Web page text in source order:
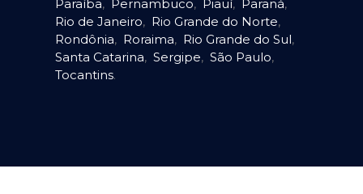
Paraíba, Pernambuco, Piauí, Paraná,
Rio de Janeiro, Rio Grande do Norte,
Rondônia, Roraima, Rio Grande do Sul,
Santa Catarina, Sergipe, São Paulo,
Tocantins.